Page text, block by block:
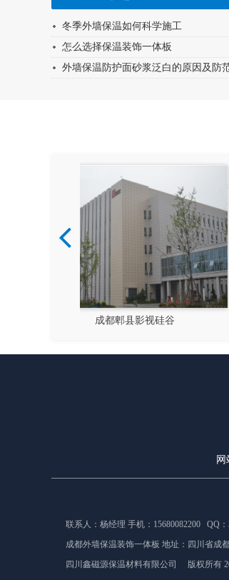
冬季外墙保温如何科学施工
怎么选择保温装饰一体板
外墙保温防护面砂浆泛白的原因及防
新都文汉物流园区
联系人：杨经理 手机：15680082200 QQ
成都外墙保温装饰一体板 地址： 四川省成
四川鑫磁源保温材料有限公司 版权所有